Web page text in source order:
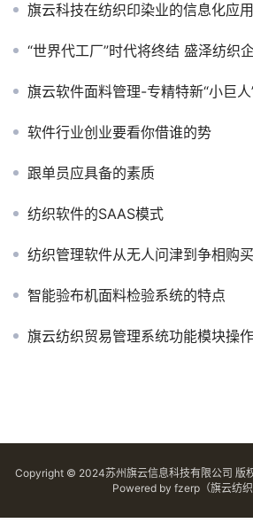
旗云科技在纺织印染业的信息化应用
“世界代工厂”时代将终结 盛泽纺织
旗云软件面料管理-专精特新“小巨人”
软件行业创业要看你借谁的势
跟单员应具备的素质
纺织软件的SAAS模式
纺织管理软件从无人问津到争相购买
智能验布机面料检验系统的特点
旗云纺织贸易管理系统功能模块操作手
Copyright © 2024苏州旗云信息科技有限公司 版
Powered by fzerp（旗云纺织